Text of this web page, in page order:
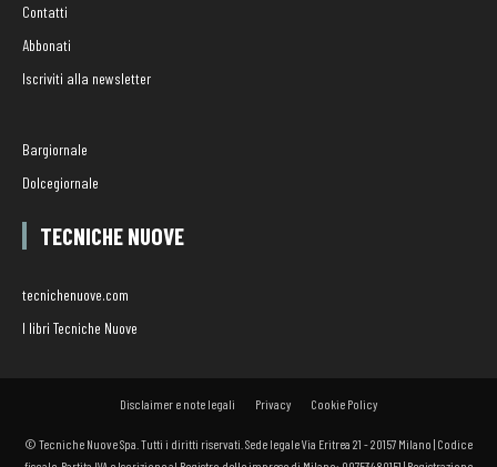
Contatti
Abbonati
Iscriviti alla newsletter
Bargiornale
Dolcegiornale
TECNICHE NUOVE
tecnichenuove.com
I libri Tecniche Nuove
Disclaimer e note legali Privacy Cookie Policy
© Tecniche Nuove Spa. Tutti i diritti riservati. Sede legale Via Eritrea 21 - 20157 Milano | Codice